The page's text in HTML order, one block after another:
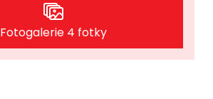
Fotogalerie 4 fotky